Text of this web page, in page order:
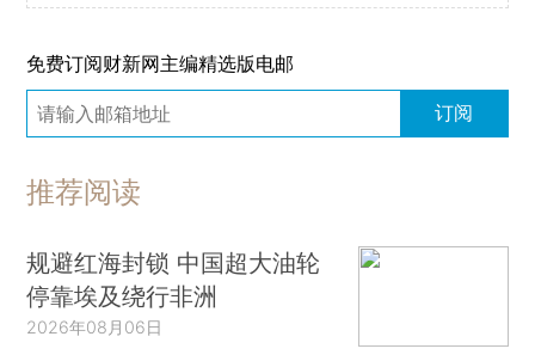
免费订阅财新网主编精选版电邮
订阅
推荐阅读
规避红海封锁 中国超大油轮
停靠埃及绕行非洲
2026年08月06日